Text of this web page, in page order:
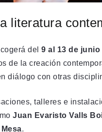
literatura
del 9 al 13 de junio
de la creación
diálogo con otras
talleres e
Juan Evaristo Valls
.